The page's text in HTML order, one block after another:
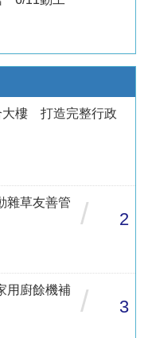
大樓 打造完整行政
雜草友善管
/ 2
用廚餘機補
/ 3